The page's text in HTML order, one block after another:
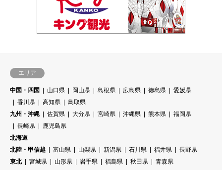
エリア
中国・四国 山口県 岡山県 島根県 広島県 徳島県
愛媛県
香川県
高知県
鳥取県
九州・沖縄
佐賀県 大分県 宮崎県 沖縄県 熊本県
福岡県
長崎県
鹿児島県
北海道
北陸・甲信越
富山県 山梨県 新潟県 石川県 福井県
長野県
東北
宮城県 山形県 岩手県 福島県 秋田県
青森県